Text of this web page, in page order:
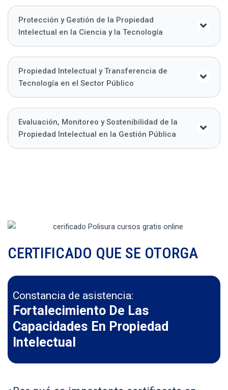
Protección y Gestión de la Propiedad
Intelectual en la Ciencia y la Tecnología
Propiedad Intelectual y Transferencia de
Tecnología en el Sector Público
Evaluación, Monitoreo y Sostenibilidad de la
Propiedad Intelectual en la Gestión Pública
CERTIFICADO QUE SE OTORGA
Constancia de asistencia:
Fortalecimiento De Las
Capacidades En Propiedad
Intelectual